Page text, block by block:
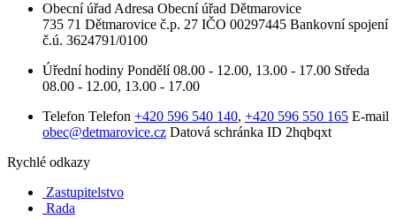
Obecní úřad Adresa Obecní úřad Dětmarovice
735 71 Dětmarovice č.p. 27 IČO 00297445 Bankovní spojení
č.ú. 3624791/0100
Úřední hodiny Pondělí 08.00 - 12.00, 13.00 - 17.00 Středa
08.00 - 12.00, 13.00 - 17.00
Telefon Telefon +420 596 540 140, +420 596 550 165 E-mail
obec@detmarovice.cz Datová schránka ID 2hqbqxt
Rychlé odkazy
Zastupitelstvo
Rada